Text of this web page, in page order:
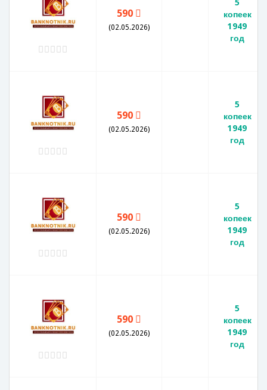
590
(02.05.2026)
5
копеек
1949
год
590
(02.05.2026)
5
копеек
1949
год
590
(02.05.2026)
5
копеек
1949
год
590
(02.05.2026)
5
копеек
1949
год